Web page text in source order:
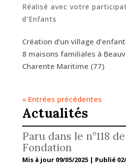
Réalisé avec votre
d’Enfants
Création d’un village
8 maisons familiales à
Charente Maritime (77)
« Entrées précédentes
Actualités
Paru dans le n°118
Fondation
Mis à jour 09/05/2025 | Publié